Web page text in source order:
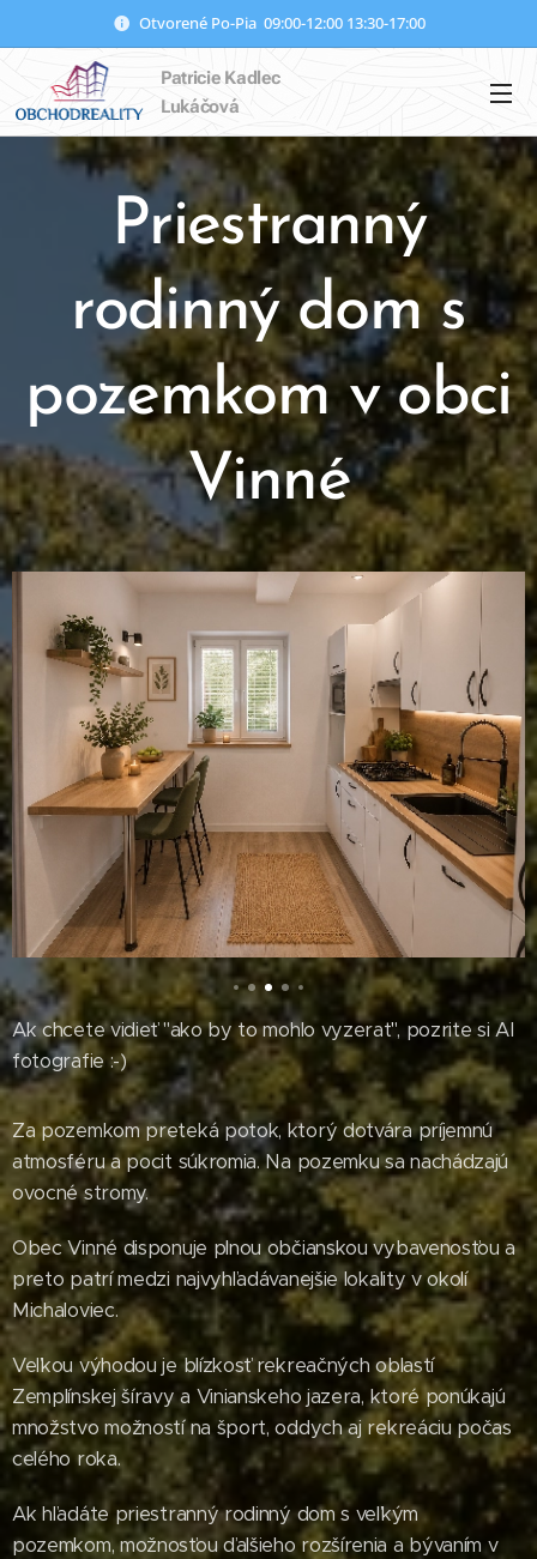
Otvorené Po-Pia 09:00-12:00 13:30-17:00
Patricie Kadlec
Lukáčová
Priestranný
rodinný dom s
pozemkom v obci
Vinné
Ak chcete vidieť "ako by to mohlo vyzerať", pozrite si AI
fotografie :-)
Za pozemkom preteká potok, ktorý dotvára príjemnú
atmosféru a pocit súkromia. Na pozemku sa nachádzajú
ovocné stromy.
Obec Vinné disponuje plnou občianskou vybavenosťou a
preto patrí medzi najvyhľadávanejšie lokality v okolí
Michaloviec.
Veľkou výhodou je blízkosť rekreačných oblastí
Zemplínskej šíravy a Vinianskeho jazera, ktoré ponúkajú
množstvo možností na šport, oddych aj rekreáciu počas
celého roka.
Ak hľadáte priestranný rodinný dom s veľkým
pozemkom, možnosťou ďalšieho rozšírenia a bývaním v